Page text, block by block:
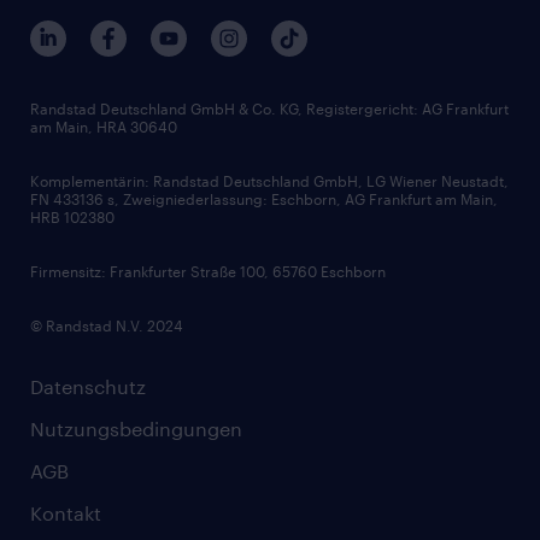
Branchen
Interne Karriere
FAQ - Bewerber / Kunden
Zertifikate und Auszeichnungen
Berufsprofile
Gehaltsthemen
Bewerbungsratgeber
Soft Skills
Skills
Datenschutz
Nutzungsbedingungen
AGB
Kontakt
Randstad Deutschland GmbH & Co. KG, Registergericht: AG Frankfurt
am Main, HRA 30640
Komplementärin: Randstad Deutschland GmbH, LG Wiener Neustadt,
FN 433136 s, Zweigniederlassung: Eschborn, AG Frankfurt am Main,
HRB 102380
Firmensitz: Frankfurter Straße 100, 65760 Eschborn
© Randstad N.V. 2024